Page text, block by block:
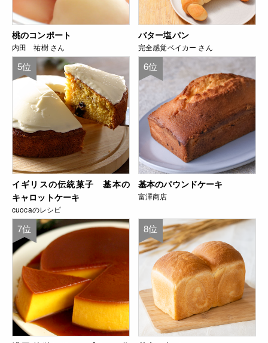
桃のコンポート
内田 祐樹 さん
バター塩パン
完全感覚ベイカー さん
5位
イギリスの伝統菓子 基本の
キャロットケーキ
cuocaのレシピ
6位
基本のパウンドケーキ
富澤商店
7位 8位